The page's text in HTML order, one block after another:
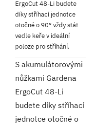
ErgoCut 48-Li budete
díky stříhací jednotce
otočné o 90° vždy stát
vedle keře v ideální
poloze pro stříhání.
S akumulátorovými
nůžkami Gardena
ErgoCut 48-Li
budete díky stříhací
jednotce otočné o